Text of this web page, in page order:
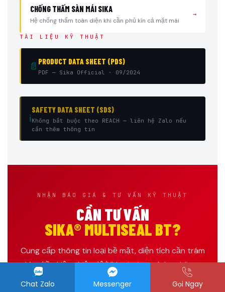
CHỐNG THẤM SÀN MÁI SIKA
Hệ chống thấm toàn diện khi cần phủ kín cả mặt mái
→
TÀI LIỆU KỸ THUẬT
📄 PRODUCT DATA SHEET (PDS)
PDF — Sika Official · 09/2024
ℹ️
SAFETY DATA SHEET (SDS)
Không bắt buộc theo REACH — liên hệ Zalo nếu
cần thêm thông tin
NHẬN BÁO GIÁ & TƯ VẤN KỸ THUẬT
CẦN TƯ VẤN
SIKA® MULTISEAL BT?
Cung cấp thông tin loại bề mặt, diện tích cần trám
kín, điều kiện nhiệt độ/UV tại công trình — kỹ sư
Hoá chất PT
sẽ tư vấn quy cách và báo giá trong
Chat Zalo Messenger Gọi Ngay